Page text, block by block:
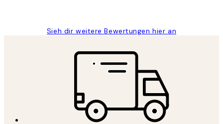
Sieh dir weitere Bewertungen hier an